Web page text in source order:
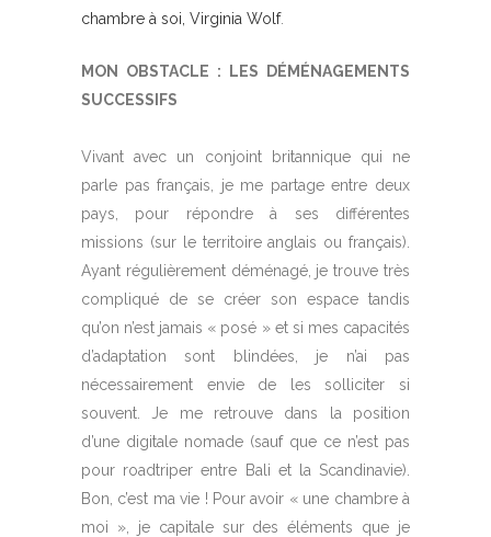
chambre à soi, Virginia Wolf.
MON OBSTACLE : LES DÉMÉNAGEMENTS
SUCCESSIFS
Vivant avec un conjoint britannique qui ne
parle pas français, je me partage entre deux
pays, pour répondre à ses différentes
missions (sur le territoire anglais ou français).
Ayant régulièrement déménagé, je trouve très
compliqué de se créer son espace tandis
qu’on n’est jamais « posé » et si mes capacités
d’adaptation sont blindées, je n’ai pas
nécessairement envie de les solliciter si
souvent. Je me retrouve dans la position
d’une digitale nomade (sauf que ce n’est pas
pour roadtriper entre Bali et la Scandinavie).
Bon, c’est ma vie ! Pour avoir « une chambre à
moi », je capitale sur des éléments que je